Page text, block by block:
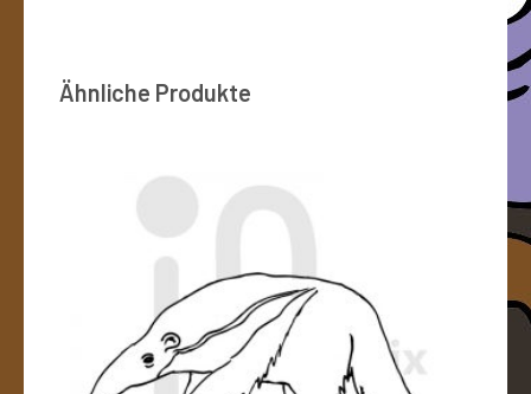
Ähnliche Produkte